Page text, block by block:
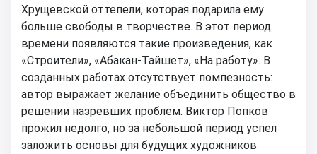
Хрущевской оттепели, которая подарила ему
больше свободы в творчестве. В этот период
времени появляются такие произведения, как
«Строители», «Абакан-Тайшет», «На работу». В
созданных работах отсутствует помпезность:
автор выражает желание объединить общество в
решении назревших проблем. Виктор Попков
прожил недолго, но за небольшой период успел
заложить основы для будущих художников